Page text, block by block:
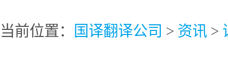
当前位置： 国译翻译公司 > 资讯 >